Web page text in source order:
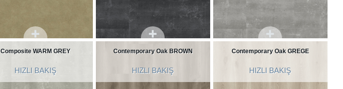
Composite WARM GREY
HIZLI BAKIŞ
Contemporary Oak BROWN
HIZLI BAKIŞ
Contemporary Oak GREGE
HIZLI BAKIŞ